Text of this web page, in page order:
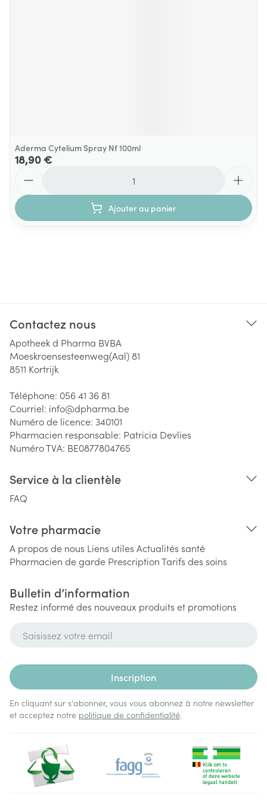
Aderma Cytelium Spray Nf 100ml
18,90 €
Ajouter au panier
Contactez nous
Apotheek d Pharma BVBA
Moeskroensesteenweg(Aal) 81
8511 Kortrijk
Téléphone: 056 41 36 81
Courriel: info@dpharma.be
Numéro de licence: 340101
Pharmacien responsable: Patricia Devlies
Numéro TVA: BE0877804765
Service à la clientèle
FAQ
Votre pharmacie
A propos de nous Liens utiles Actualités santé
Pharmacien de garde PrescriptionTarifs des soins
Bulletin d’information
Restez informé des nouveaux produits et promotions
Inscription
En cliquant sur s'abonner, vous vous abonnez à notre newsletter
et acceptez notre politique de confidentialité.